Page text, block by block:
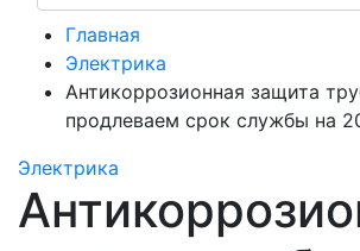
Главная
Электрика
Антикоррозионная защита
продлеваем срок службы на
Электрика